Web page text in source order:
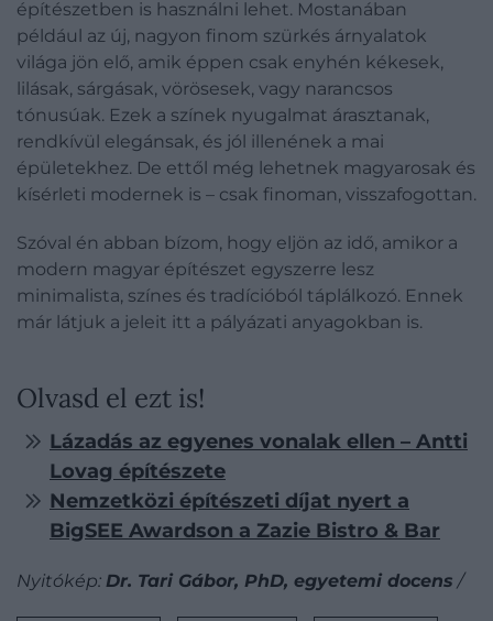
építészetben is használni lehet. Mostanában
például az új, nagyon finom szürkés árnyalatok
világa jön elő, amik éppen csak enyhén kékesek,
lilásak, sárgásak, vörösesek, vagy narancsos
tónusúak. Ezek a színek nyugalmat árasztanak,
rendkívül elegánsak, és jól illenének a mai
épületekhez. De ettől még lehetnek magyarosak és
kísérleti modernek is – csak finoman, visszafogottan.
Szóval én abban bízom, hogy eljön az idő, amikor a
modern magyar építészet egyszerre lesz
minimalista, színes és tradícióból táplálkozó. Ennek
már látjuk a jeleit itt a pályázati anyagokban is.
Olvasd el ezt is!
Lázadás az egyenes vonalak ellen – Antti
Lovag építészete
Nemzetközi építészeti díjat nyert a
BigSEE Awardson a Zazie Bistro & Bar
Nyitókép: Dr. Tari Gábor, PhD, egyetemi docens /